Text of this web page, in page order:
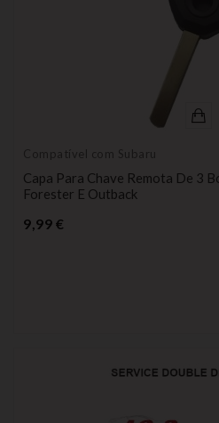
Compatível com Subaru
Capa Para Chave Remota De 3
Forester E Outback
9,99 €